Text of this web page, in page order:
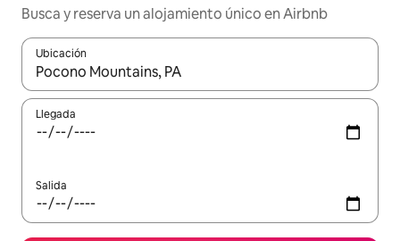
Busca y reserva un alojamiento único en Airbnb
Ubicación
Cuando los resultados estén disponibles, podrás navegar
Llegada
Salida